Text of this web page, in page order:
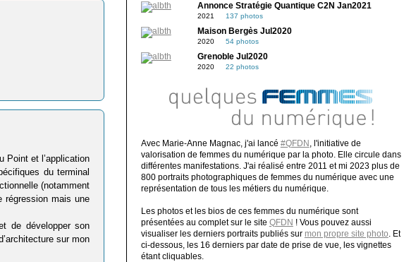
Point et l’application
du terminal
(notamment
régression mais une
de développer son
sur mon
Annonce Stratégie Quantique C2N Jan2021
2021 137 photos
Maison Bergès Jul2020
2020 54 photos
Grenoble Jul2020
2020 22 photos
Avec Marie-Anne Magnac, j'ai lancé #QFDN
, l'initiative de
valorisation de femmes du numérique par la photo. Elle circule dans
différentes manifestations. J'ai réalisé entre 2011 et mi 2023 plus de
800 portraits photographiques de femmes du numérique avec une
représentation de tous les métiers du numérique.
Les photos et les bios de ces femmes du numérique sont
présentées au complet sur le site QFDN ! Vous pouvez aussi
visualiser les derniers portraits publiés sur mon propre site photo . Et
ci-dessous, les 16 derniers par date de prise de vue, les vignettes
étant cliquables.